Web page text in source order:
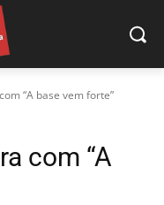
“A base vem forte”
com “A